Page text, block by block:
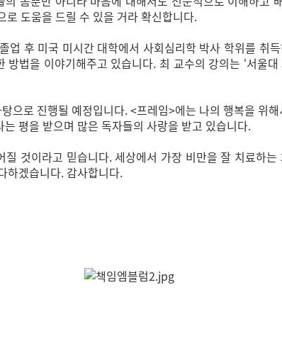
도움을 드릴 수 있을 거라 확신합니다.
업 후 미국 미시간 대학에서 사회심리학 박사 학위를 취
법을 이야기해주고 있습니다. 최 교수의 강의는 ‘서울
으로 진행될 예정입니다. <프레임>에는 나의 행복을 위
평을 받으며 많은 독자들의 사랑을 받고 있습니다.
것이라고 믿습니다. 세상에서 가장 비만을 잘 치료하
하겠습니다. 감사합니다.